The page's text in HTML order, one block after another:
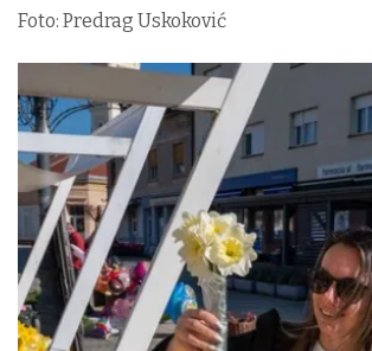
Foto: Predrag Uskoković